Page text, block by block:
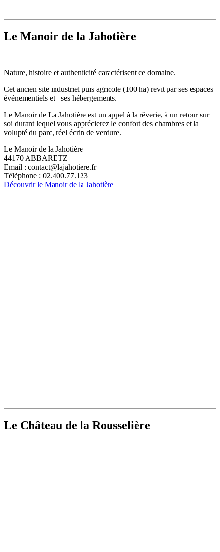
Le Manoir de la Jahotière
Nature, histoire et authenticité caractérisent ce domaine.
Cet ancien site industriel puis agricole (100 ha) revit par ses espaces
événementiels et ses hébergements.
Le Manoir de La Jahotière est un appel à la rêverie, à un retour sur
soi durant lequel vous apprécierez le confort des chambres et la
volupté du parc, réel écrin de verdure.
Le Manoir de la Jahotière
44170 ABBARETZ
Email : contact@lajahotiere.fr
Téléphone : 02.400.77.123
Découvrir le Manoir de la Jahotière
Le Château de la Rousselière